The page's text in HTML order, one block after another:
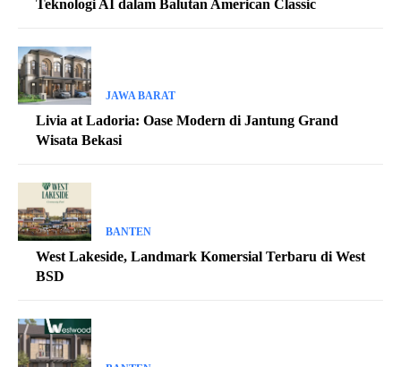
Teknologi AI dalam Balutan American Classic
JAWA BARAT
Livia at Ladoria: Oase Modern di Jantung Grand
Wisata Bekasi
BANTEN
West Lakeside, Landmark Komersial Terbaru di West
BSD